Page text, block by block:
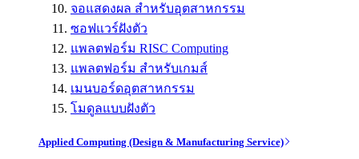
จอแสดงผล สำหรับอุตสาหกรรม
ซอฟแวร์ฝังตัว
แพลตฟอร์ม RISC Computing
แพลตฟอร์ม สำหรับเกมส์
เมนบอร์ดอุตสาหกรรม
โมดูลแบบฝังตัว
Applied Computing (Design & Manufacturing Service)